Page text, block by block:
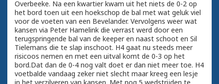
Overbeeke. Na een kwartier kwam uit het niets de 0-2 op
het bord toen uit een hoekschop de bal met wat geluk viel
voor de voeten van een Bevelander. Vervolgens weer wat
kansen via Peter Hamelink die verrast werd door een
terugspringende bal van de keeper en naast schoot en Sil
Tielemans die te slap inschoot. H4 gaat nu steeds meer
risicoos nemen en met een uitval komt de 0-3 op het
bord.Dat dan de 0-4 nog valt doet er dan niet meer toe. H4
voetbalde vandaag zeker niet slecht maar kreeg een lesje